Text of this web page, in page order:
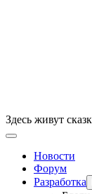
Здесь живут
Новости
Форум
Разработка